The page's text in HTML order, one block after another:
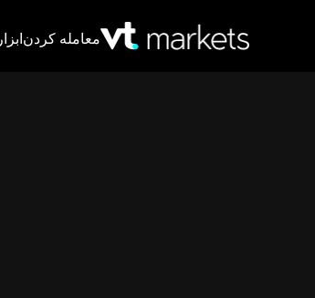
معامله کردنابزار